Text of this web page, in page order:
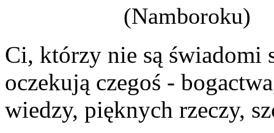
(Namboroku)
Ci, którzy nie są świadomi
oczekują czegoś -
wiedzy, pięknych rzeczy,